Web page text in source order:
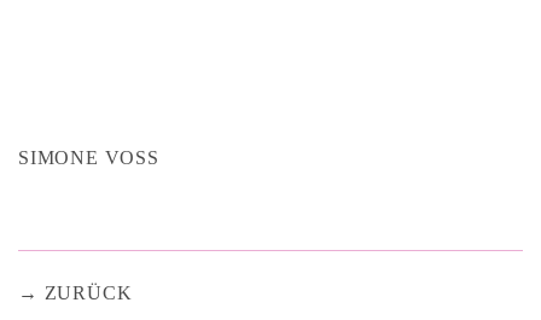
SIMONE VOSS
ZURÜCK